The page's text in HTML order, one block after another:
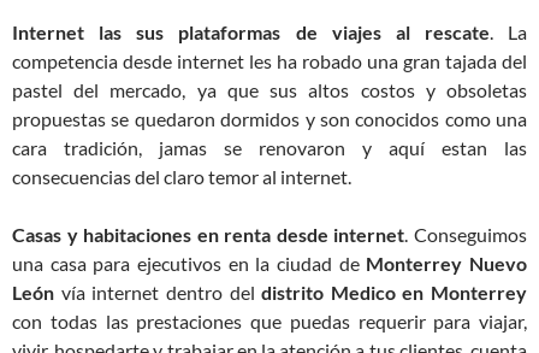
Internet las sus plataformas de viajes al rescate . La
competencia desde internet les ha robado una gran tajada del
pastel del mercado, ya que sus altos costos y obsoletas
propuestas se quedaron dormidos y son conocidos como una
cara tradición, jamas se renovaron y aquí estan las
consecuencias del claro temor al internet.
Casas y habitaciones en renta desde internet . Conseguimos
una casa para ejecutivos en la ciudad de Monterrey Nuevo
León vía internet dentro deldistrito Medico en Monterrey
con todas las prestaciones que puedas requerir para viajar,